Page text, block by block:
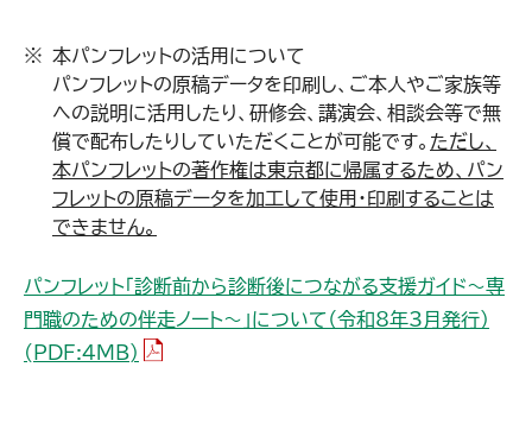
本パンフレットの活用について
パンフレットの原稿データを印刷し、ご本人やご家族等
への説明に活用したり、研修会、講演会、相談会等で無
償で配布したりしていただくことが可能です。 ただし、
本パンフレットの著作権は東京都に帰属するため、パン
フレットの原稿データを加工して使用・印刷することは
できません。
パンフレット「診断前から診断後につながる支援ガイド～専
門職のための伴走ノート～」について（令和8年3月発行）
(PDF:4MB) （PDFファイル）